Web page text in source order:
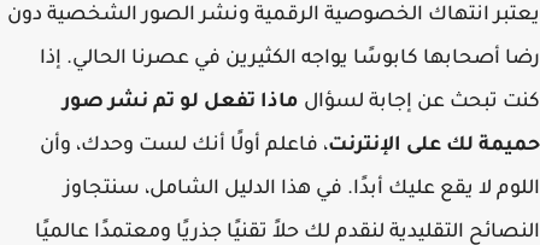
انتهاك الخصوصية الرقمية ونشر الصور الشخصية دون
أصحابها كابوسًا يواجه الكثيرين في عصرنا الحالي. إذا
تبحث عن إجابة لسؤالماذا تفعل لو تم نشر صور
لك على الإنترنت، فاعلم أولًا أنك لست وحدك، وأن
لا يقع عليك أبدًا. في هذا الدليل الشامل، سنتجاوز
التقليدية لنقدم لك حلاً تقنيًا جذريًا ومعتمدًا عالميًا